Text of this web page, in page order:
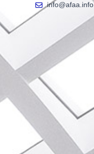
info@afaa.info